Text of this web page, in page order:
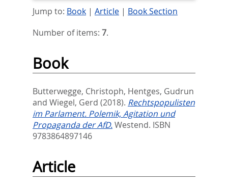
Jump to: Book| Article| Book Section
Number of items: 7.
Book
Butterwegge, Christoph, Hentges, Gudrun
and Wiegel, Gerd (2018). Rechtspopulisten
im Parlament. Polemik, Agitation und
Propaganda der AfD.Westend. ISBN
9783864897146
Article